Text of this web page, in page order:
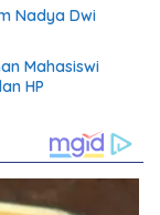
Nadya Dwi
Mahasiswi
HP